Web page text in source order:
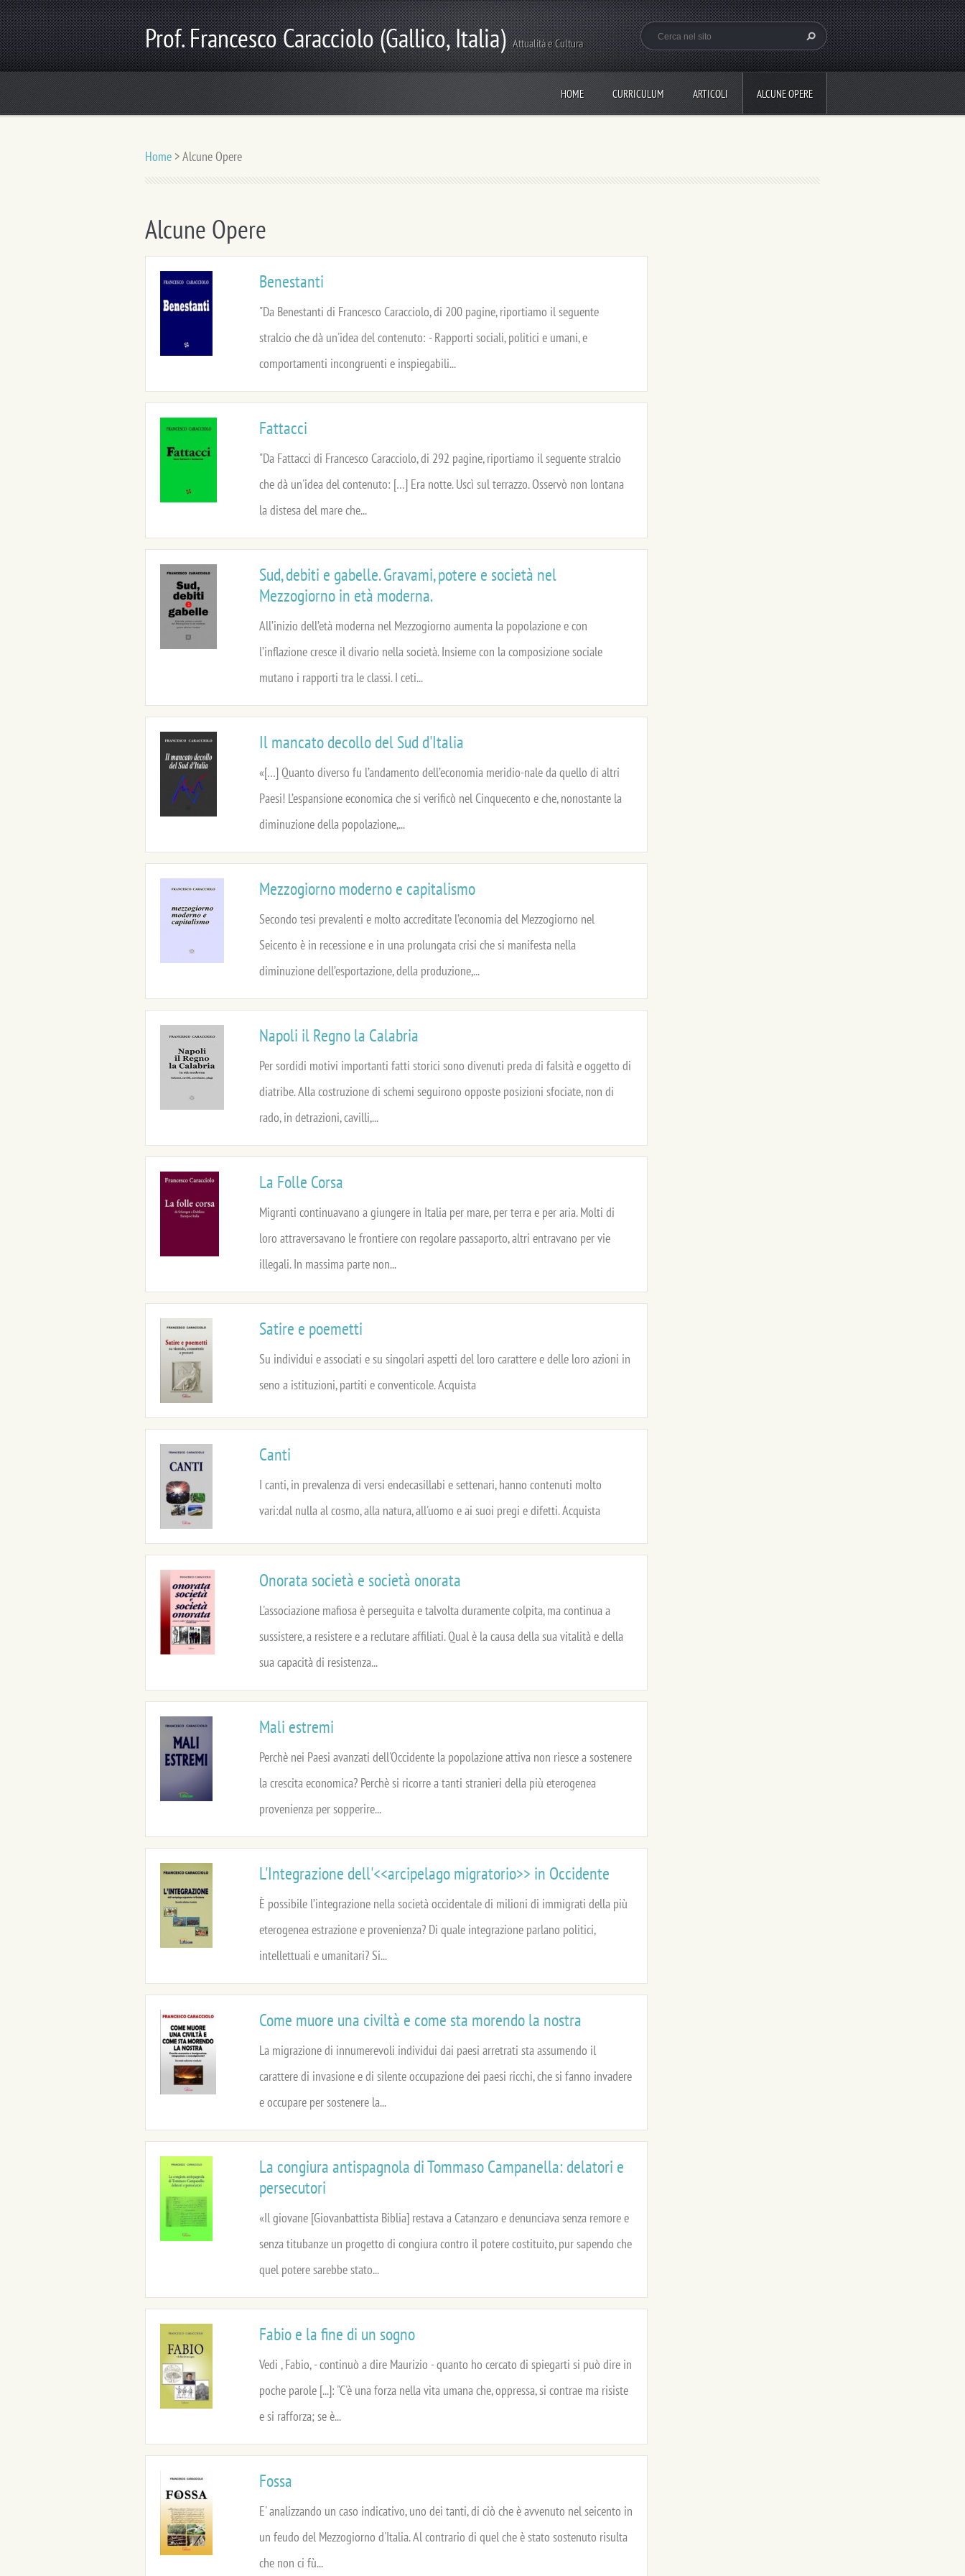
Prof. Francesco Caracciolo (Gallico, Italia) Attualità e Cultura
HOME CURRICULUM ARTICOLI ALCUNE OPERE
Home >Alcune Opere
Alcune Opere
Benestanti
"Da Benestanti di Francesco Caracciolo, di 200 pagine, riportiamo il seguente
stralcio che dà un'idea del contenuto: - Rapporti sociali, politici e umani, e
comportamenti incongruenti e inspiegabili...
Fattacci
"Da Fattacci di Francesco Caracciolo, di 292 pagine, riportiamo il seguente stralcio
che dà un'idea del contenuto: […] Era notte. Uscì sul terrazzo. Osservò non lontana
la distesa del mare che...
Sud, debiti e gabelle. Gravami, potere e società nel
Mezzogiorno in età moderna.
All’inizio dell’età moderna nel Mezzogiorno aumenta la popolazione e con
l’inflazione cresce il divario nella società. Insieme con la composizione sociale
mutano i rapporti tra le classi. I ceti...
Il mancato decollo del Sud d'Italia
«[…] Quanto diverso fu l’andamento dell’economia meridio-nale da quello di altri
Paesi! L’espansione economica che si verificò nel Cinquecento e che, nonostante la
diminuzione della popolazione,...
Mezzogiorno moderno e capitalismo
Secondo tesi prevalenti e molto accreditate l’economia del Mezzogiorno nel
Seicento è in recessione e in una prolungata crisi che si manifesta nella
diminuzione dell’esportazione, della produzione,...
Napoli il Regno la Calabria
Per sordidi motivi importanti fatti storici sono divenuti preda di falsità e oggetto di
diatribe. Alla costruzione di schemi seguirono opposte posizioni sfociate, non di
rado, in detrazioni, cavilli,...
La Folle Corsa
Migranti continuavano a giungere in Italia per mare, per terra e per aria. Molti di
loro attraversavano le frontiere con regolare passaporto, altri entravano per vie
illegali. In massima parte non...
Satire e poemetti
Su individui e associati e su singolari aspetti del loro carattere e delle loro azioni in
seno a istituzioni, partiti e conventicole. Acquista
Canti
I canti, in prevalenza di versi endecasillabi e settenari, hanno contenuti molto
vari:dal nulla al cosmo, alla natura, all'uomo e ai suoi pregi e difetti. Acquista
Onorata società e società onorata
L'associazione mafiosa è perseguita e talvolta duramente colpita, ma continua a
sussistere, a resistere e a reclutare affiliati. Qual è la causa della sua vitalità e della
sua capacità di resistenza...
Mali estremi
Perchè nei Paesi avanzati dell'Occidente la popolazione attiva non riesce a sostenere
la crescita economica? Perchè si ricorre a tanti stranieri della più eterogenea
provenienza per sopperire...
L'Integrazione dell'<<arcipelago migratorio>> in Occidente
È possibile l’integrazione nella società occidentale di milioni di immigrati della più
eterogenea estrazione e provenienza? Di quale integrazione parlano politici,
intellettuali e umanitari? Si...
Come muore una civiltà e come sta morendo la nostra
La migrazione di innumerevoli individui dai paesi arretrati sta assumendo il
carattere di invasione e di silente occupazione dei paesi ricchi, che si fanno invadere
e occupare per sostenere la...
La congiura antispagnola di Tommaso Campanella: delatori e
persecutori
«Il giovane [Giovanbattista Biblia] restava a Catanzaro e denunciava senza remore e
senza titubanze un progetto di congiura contro il potere costituito, pur sapendo che
quel potere sarebbe stato...
Fabio e la fine di un sogno
Vedi , Fabio, - continuò a dire Maurizio - quanto ho cercato di spiegarti si può dire in
poche parole [...]: "C'è una forza nella vita umana che, oppressa, si contrae ma risiste
e si rafforza; se è...
Fossa
E' analizzando un caso indicativo, uno dei tanti, di ciò che è avvenuto nel seicento in
un feudo del Mezzogiorno d'Italia. Al contrario di quel che è stato sostenuto risulta
che non ci fù...